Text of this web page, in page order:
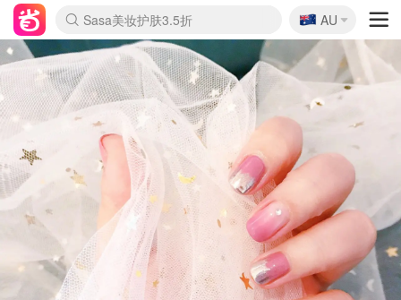
lululemon折扣上新
Sasa美妆护肤3.5折
SSENSE年中2.5折
FreshBeauty好价汇总
Cettire降价+叠9折
WWS Coles超市实拍
viagogo二手票捡漏
Myer超级周末
The Outnet奢牌1折起
David Jones 3折起
Flannels大牌1折
Perfumes Club护肤1折
AMIRO面罩$251
Amazon折扣汇总
eToro入金$200送$50
Amazon数码好物
ICONIC本周7.5折
ThedoubleF高奢地板价
Moose Knuckles 6折
丝芙兰5折起
EUFY摄像头$98
Selenichast首饰2折
Trip机票酒店促销
YSL送5件彩妆礼
Amazon家居好物
Amazon美妆护肤
雅漾大喷$8
过敏原检测盒$33
伊索独家赠50ml沐浴露
科颜氏高保湿面霜$29
SEALIFE海洋馆门票6折
丝塔芙大白罐$16
订阅Newsletter送香薰
Cult Beauty 6.8折
Harrods圣诞日历$525
LN-CC奢牌私促3折
d'Alba空姐喷雾$16
EVE LOM套装£56
Bernardelli独家4折
Adore Beauty 6折起
CT圣诞日历
Mytheresa奢品2.7折
Luxury Escapes 9折
Currentbody美容仪$881
MOON Garden Live
Roborock扫地机$649
Tingo Life水杯$24
Valentino官网5折
CR洗护套装$23
修丽可4件套$159
Myer彩妆2件7折
GANNI官网4.5折
Stylevana韩妆4折
Tessabit高奢8.5折
OGX洗发水$11
Amazon阿德莱德次日达
卡诗8.5折+赠礼
Philips Hue灯具8折
🇦🇺
AU